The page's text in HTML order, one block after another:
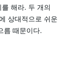
해라. 두 개의
상대적으로 쉬운
름 때문이다.